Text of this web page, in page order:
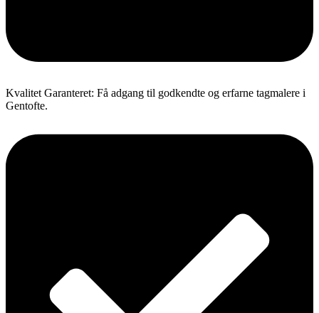
Kvalitet Garanteret: Få adgang til godkendte og erfarne tagmalere i
Gentofte.